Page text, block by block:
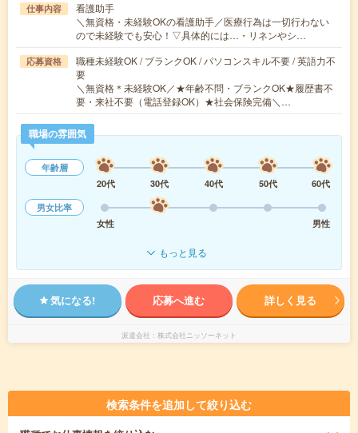
仕事内容
看護助手
＼無資格・未経験OKの看護助手／医療行為は一切行わない
ので未経験でも安心！▽具体的には…・リネンやシ…
応募資格
職種未経験OK / ブランクOK / パソコンスキル不要 / 英語力不
要
＼無資格＊未経験OK／★年齢不問・ブランクOK★履歴書不
要・来社不要（電話登録OK）★社会保険完備＼…
職場の雰囲気
年齢層
20代
30代 40代 50代
60代
男女比率
女性
男性
もっと見る
気になる! 応募へ進む 詳しく見る
派遣会社 株式会社ニッソーネット
検索条件を追加して絞り込む